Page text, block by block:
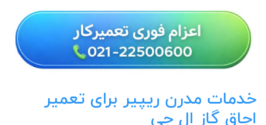
خدمات مدرن ریپیر برای تعمیر
اجاق گاز ال جی